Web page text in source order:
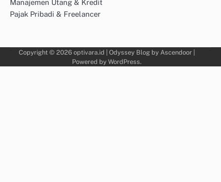
Manajemen Utang & Kredit
Pajak Pribadi & Freelancer
Copyright © 2026 optivara.id | Odyssey Blog by Ascendoor|
Powered by WordPress.